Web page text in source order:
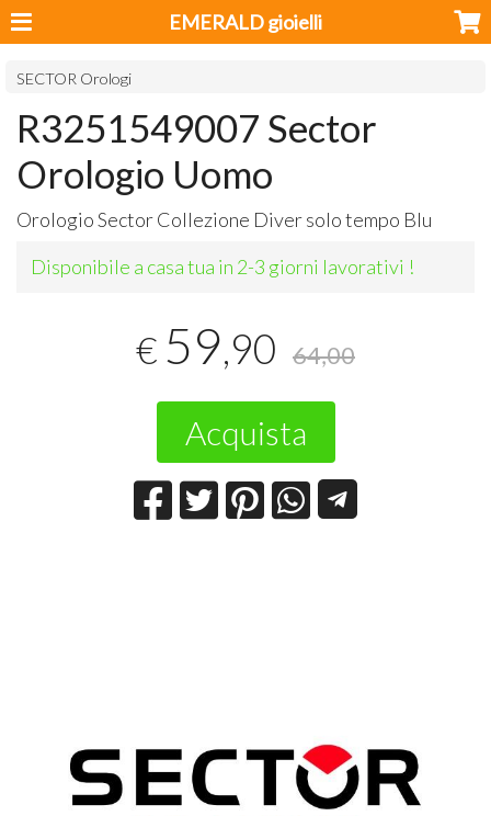
EMERALD gioielli
SECTOR Orologi
R3251549007 Sector
Orologio Uomo
Orologio Sector Collezione Diver solo tempo Blu
Disponibile a casa tua in 2-3 giorni lavorativi !
€ 59,90 64,00
Acquista